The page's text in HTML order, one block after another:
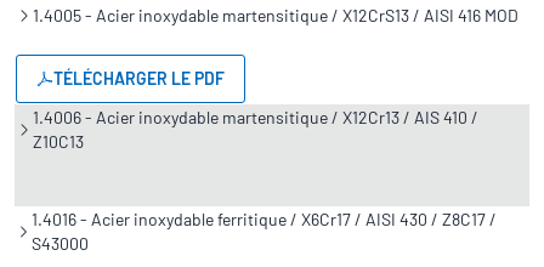
1.4005 - Acier inoxydable martensitique / X12CrS13 / AISI 416 MOD
TÉLÉCHARGER LE PDF
1.4006 - Acier inoxydable martensitique / X12Cr13 / AIS 410 /
Z10C13
1.4016 - Acier inoxydable ferritique / X6Cr17 / AISI 430 / Z8C17 /
S43000